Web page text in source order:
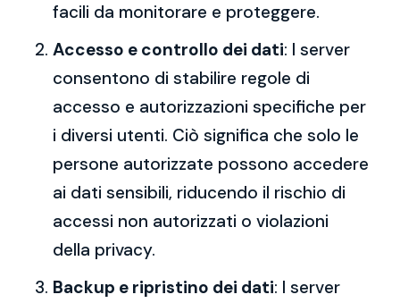
facili da monitorare e proteggere.
Accesso e controllo dei dati: I server
consentono di stabilire regole di
accesso e autorizzazioni specifiche per
i diversi utenti. Ciò significa che solo le
persone autorizzate possono accedere
ai dati sensibili, riducendo il rischio di
accessi non autorizzati o violazioni
della privacy.
Backup e ripristino dei dati: I server